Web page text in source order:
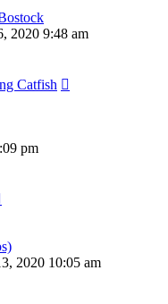
2020 9:48 am
Catfish
pm
2020 10:05 am